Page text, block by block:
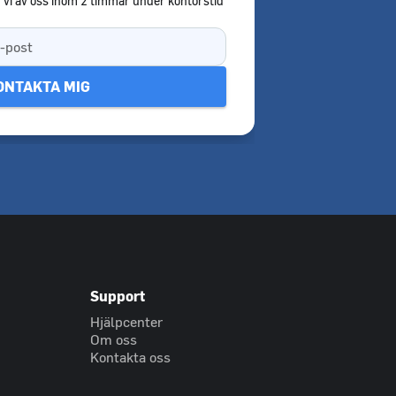
Support
Hjälpcenter
Om oss
Kontakta oss